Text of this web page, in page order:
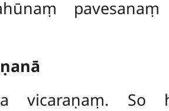
pavesanaṃ
vicaraṇaṃ. So